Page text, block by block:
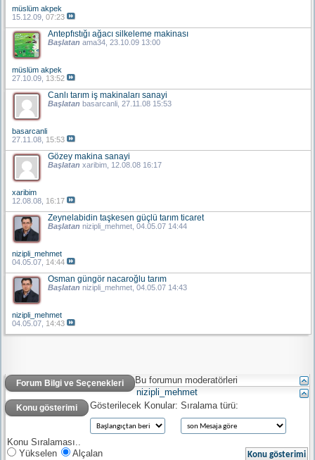
müslüm akpek
15.12.09, 07:23
Antepfıstığı ağacı silkeleme makinası
Başlatan ama34, 23.10.09 13:00
müslüm akpek
27.10.09, 13:52
Canlı tarım iş makinaları sanayi
Başlatan basarcanli , 27.11.08 15:53
basarcanli
27.11.08, 15:53
Gözey makina sanayi
Başlatan xaribim , 12.08.08 16:17
xaribim
12.08.08, 16:17
Zeynelabidin taşkesen güçlü tarım ticaret
Başlatan nizipli_mehmet , 04.05.07 14:44
nizipli_mehmet
04.05.07, 14:44
Osman güngör nacaroğlu tarım
Başlatan nizipli_mehmet , 04.05.07 14:43
nizipli_mehmet
04.05.07, 14:43
Forum Bilgi ve Seçenekleri
Bu forumun moderatörleri
nizipli_mehmet
Konu gösterimi Gösterilecek Konular: Sıralama türü:
Konu Sıralaması..
Yükselen
Alçalan